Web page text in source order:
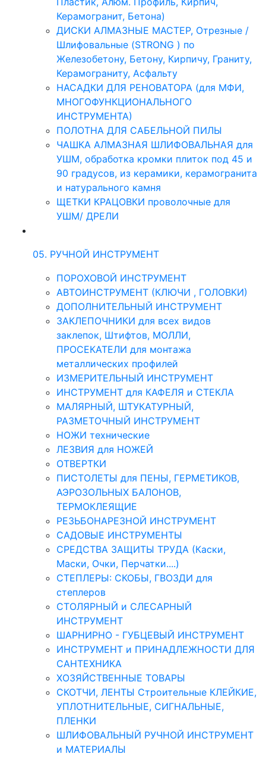
Керамогранит, Бетона)
ДИСКИ АЛМАЗНЫЕ МАСТЕР, Отрезные /
Шлифовальные (STRONG ) по
Железобетону, Бетону, Кирпичу, Граниту,
Керамограниту, Асфальту
НАСАДКИ ДЛЯ РЕНОВАТОРА (для МФИ,
МНОГОФУНКЦИОНАЛЬНОГО
ИНСТРУМЕНТА)
ПОЛОТНА ДЛЯ САБЕЛЬНОЙ ПИЛЫ
ЧАШКА АЛМАЗНАЯ ШЛИФОВАЛЬНАЯ для
УШМ, обработка кромки плиток под 45 и
90 градусов, из керамики, керамогранита
и натурального камня
ЩЕТКИ КРАЦОВКИ проволочные для
УШМ/ ДРЕЛИ
05. РУЧНОЙ ИНСТРУМЕНТ
ПОРОХОВОЙ ИНСТРУМЕНТ
АВТОИНСТРУМЕНТ (КЛЮЧИ , ГОЛОВКИ)
ДОПОЛНИТЕЛЬНЫЙ ИНСТРУМЕНТ
ЗАКЛЕПОЧНИКИ для всех видов
заклепок, Штифтов, МОЛЛИ,
ПРОСЕКАТЕЛИ для монтажа
металлических профилей
ИЗМЕРИТЕЛЬНЫЙ ИНСТРУМЕНТ
ИНСТРУМЕНТ для КАФЕЛЯ и СТЕКЛА
МАЛЯРНЫЙ, ШТУКАТУРНЫЙ,
РАЗМЕТОЧНЫЙ ИНСТРУМЕНТ
НОЖИ технические
ЛЕЗВИЯ для НОЖЕЙ
ОТВЕРТКИ
ПИСТОЛЕТЫ для ПЕНЫ, ГЕРМЕТИКОВ,
АЭРОЗОЛЬНЫХ БАЛОНОВ,
ТЕРМОКЛЕЯЩИЕ
РЕЗЬБОНАРЕЗНОЙ ИНСТРУМЕНТ
САДОВЫЕ ИНСТРУМЕНТЫ
СРЕДСТВА ЗАЩИТЫ ТРУДА (Каски,
Маски, Очки, Перчатки....)
СТЕПЛЕРЫ: СКОБЫ, ГВОЗДИ для
степлеров
СТОЛЯРНЫЙ и СЛЕСАРНЫЙ
ИНСТРУМЕНТ
ШАРНИРНО - ГУБЦЕВЫЙ ИНСТРУМЕНТ
ИНСТРУМЕНТ и ПРИНАДЛЕЖНОСТИ ДЛЯ
САНТЕХНИКА
ХОЗЯЙСТВЕННЫЕ ТОВАРЫ
СКОТЧИ, ЛЕНТЫ Строительные КЛЕЙКИЕ,
УПЛОТНИТЕЛЬНЫЕ, СИГНАЛЬНЫЕ,
ПЛЕНКИ
ШЛИФОВАЛЬНЫЙ РУЧНОЙ ИНСТРУМЕНТ
и МАТЕРИАЛЫ